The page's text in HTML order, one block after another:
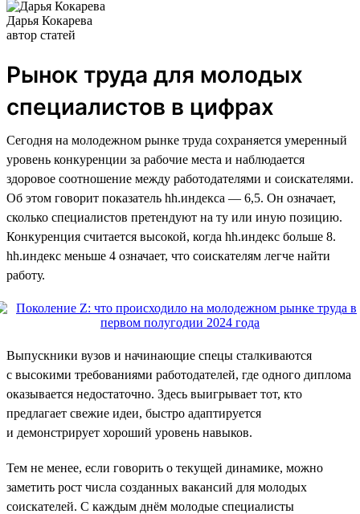
Дарья Кокарева
автор статей
Рынок труда для молодых
специалистов в цифрах
Сегодня на молодежном рынке труда сохраняется умеренный
уровень конкуренции за рабочие места и наблюдается
здоровое соотношение между работодателями и соискателями.
Об этом говорит показатель hh.индекса — 6,5. Он означает,
сколько специалистов претендуют на ту или иную позицию.
Конкуренция считается высокой, когда hh.индекс больше 8.
hh.индекс меньше 4 означает, что соискателям легче найти
работу.
Выпускники вузов и начинающие спецы сталкиваются
с высокими требованиями работодателей, где одного диплома
оказывается недостаточно. Здесь выигрывает тот, кто
предлагает свежие идеи, быстро адаптируется
и демонстрирует хороший уровень навыков.
Тем не менее, если говорить о текущей динамике, можно
заметить рост числа созданных вакансий для молодых
соискателей. С каждым днём молодые специалисты